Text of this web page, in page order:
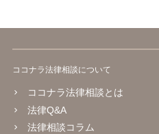
ココナラ法律相談について
ココナラ法律相談とは
法律Q&A
法律相談コラム